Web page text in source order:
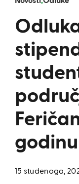
15 studenoga,